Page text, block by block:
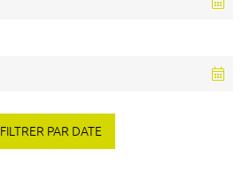
FILTRER PAR DATE